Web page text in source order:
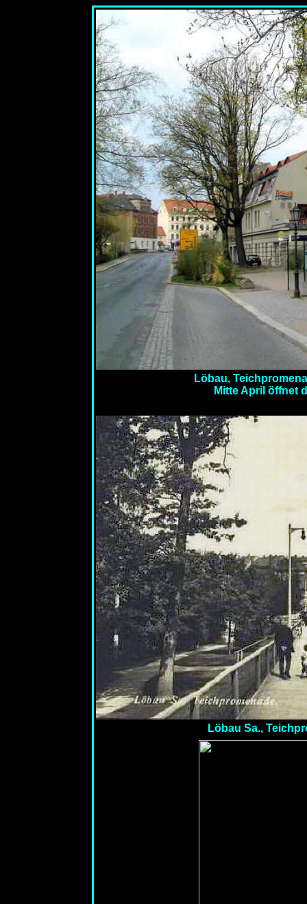
Löbau,
Mitte April öffnet
Löbau Sa.,